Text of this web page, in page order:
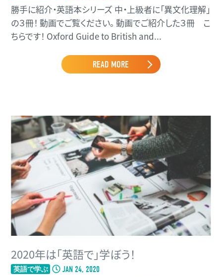
勝手に紹介・英語本シリーズ 中・上級者に「異文化理解」
の３冊！ 動画でご覧ください。 動画でご紹介した３冊 こ
ちらです！ Oxford Guide to British and...
READ MORE
2020年は「英語で」学ぼう！
英語で学ぶ JAN 24, 2020